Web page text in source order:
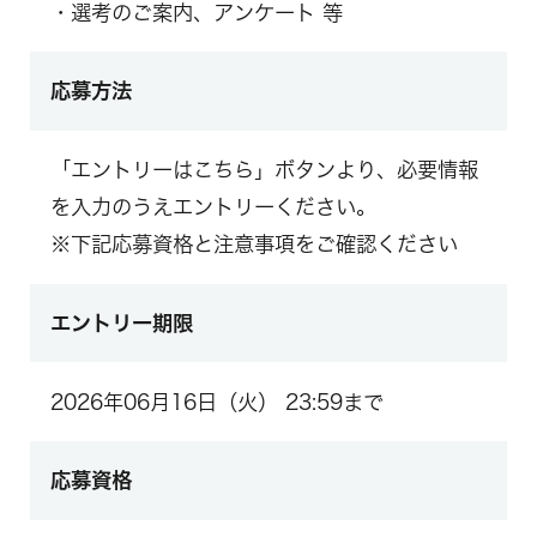
・選考のご案内、アンケート 等
応募方法
「エントリーはこちら」ボタンより、必要情報
を入力のうえエントリーください。
※下記応募資格と注意事項をご確認ください
エントリー期限
2026年06月16日（火） 23:59まで
応募資格